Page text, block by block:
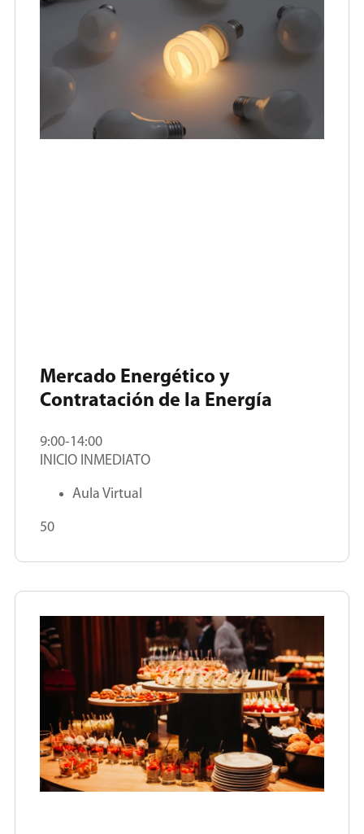
Mercado Energético y
Contratación de la Energía
9:00-14:00
INICIO INMEDIATO
Aula Virtual
50